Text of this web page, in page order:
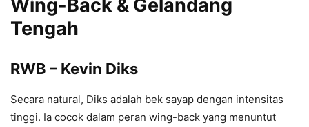
Wing-Back & Gelandang
Tengah
RWB – Kevin Diks
Secara natural, Diks adalah bek sayap dengan intensitas
tinggi. Ia cocok dalam peran wing-back yang menuntut